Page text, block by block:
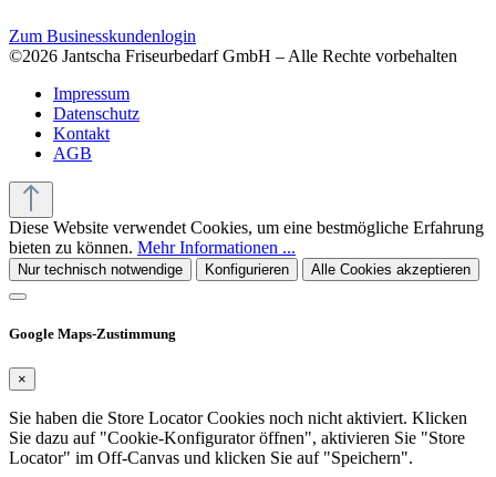
Zum Businesskundenlogin
©2026 Jantscha Friseurbedarf GmbH – Alle Rechte vorbehalten
Impressum
Datenschutz
Kontakt
AGB
Diese Website verwendet Cookies, um eine bestmögliche Erfahrung
bieten zu können. Mehr Informationen ...
Nur technisch notwendige Konfigurieren Alle Cookies akzeptieren
Google Maps-Zustimmung
×
Sie haben die Store Locator Cookies noch nicht aktiviert. Klicken
Sie dazu auf "Cookie-Konfigurator öffnen", aktivieren Sie "Store
Locator" im Off-Canvas und klicken Sie auf "Speichern".